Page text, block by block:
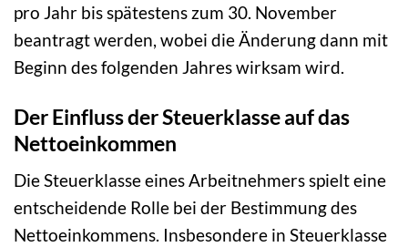
pro Jahr bis spätestens zum 30. November
beantragt werden, wobei die Änderung dann mit
Beginn des folgenden Jahres wirksam wird.
Der Einfluss der Steuerklasse auf das
Nettoeinkommen
Die Steuerklasse eines Arbeitnehmers spielt eine
entscheidende Rolle bei der Bestimmung des
Nettoeinkommens. Insbesondere in Steuerklasse